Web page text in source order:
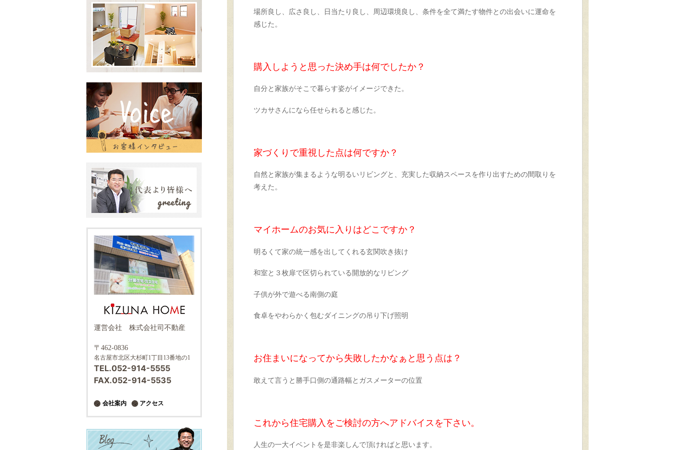
運営会社 株式会社司不動産
〒462-0836
名古屋市北区大杉町1丁目13番地の1
TEL.052-914-5555
FAX.052-914-5535
会社案内 アクセス
場所良し、広さ良し、日当たり良し、
周辺環境良し、条件を全て満たす物件との出会いに運命を
感じた。
購入しようと思った決め手は何でしたか？
自分と家族がそこで暮らす姿がイメージできた。
ツカサさんになら任せられると感じた。
家づくりで重視した点は何ですか？
自然と家族が集まるような明るいリビングと、 充実した収納スペースを作り出すための間取りを
考えた。
マイホームのお気に入りはどこですか？
明るくて家の統一感を出してくれる玄関吹き抜け
和室と３枚扉で区切られている開放的なリビング
子供が外で遊べる南側の庭
食卓をやわらかく包むダイニングの吊り下げ照明
お住まいになってから失敗したかなぁと思う点は？
敢えて言うと勝手口側の通路幅とガスメーターの位置
これから住宅購入をご検討の方へアドバイスを下さい。
人生の一大イベントを是非楽しんで頂ければと思います。